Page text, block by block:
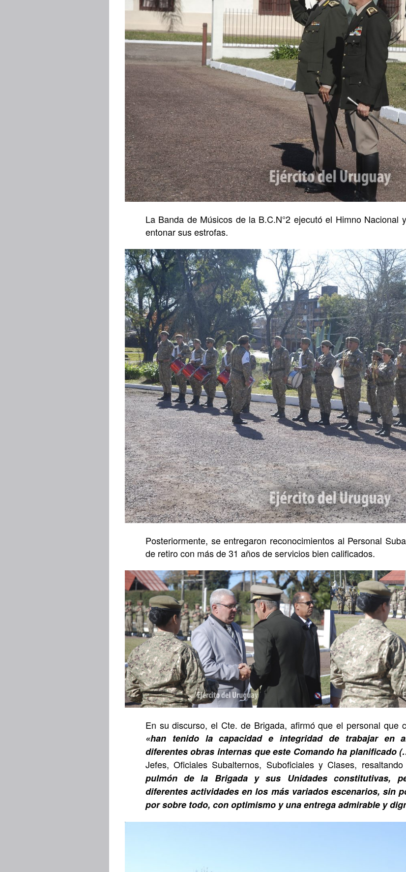
La Banda de Músicos de la B.C.N°2 ejecutó el Himno Nacional
entonar sus estrofas.
Posteriormente, se entregaron reconocimientos al Personal
de retiro con más de 31 años de servicios bien calificados.
En su discurso, el Cte. de Brigada, afirmó que el personal que
«han tenido la capacidad e integridad de trabajar en
diferentes obras internas que este Comando ha planificado
Jefes, Oficiales Subalternos, Suboficiales y Clases,
pulmón de la Brigada y sus Unidades constitutivas,
diferentes actividades en los más variados escenarios, sin
por sobre todo, con optimismo y una entrega admirable y